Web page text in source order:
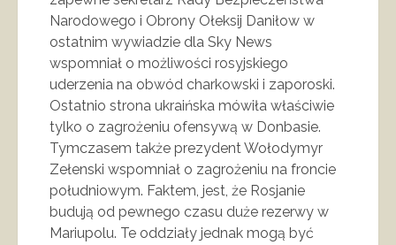
Narodowego i Obrony Ołeksij Daniłow w
ostatnim wywiadzie dla Sky News
wspomniał o możliwości rosyjskiego
uderzenia na obwód charkowski i zaporoski.
Ostatnio strona ukraińska mówiła właściwie
tylko o zagrożeniu ofensywą w Donbasie.
Tymczasem także prezydent Wołodymyr
Zełenski wspomniał o zagrożeniu na froncie
południowym. Faktem, jest, że Rosjanie
budują od pewnego czasu duże rezerwy w
Mariupolu. Te oddziały jednak mogą być